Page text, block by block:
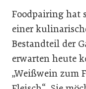
Foodpairing hat
einer
Bestandteil der
erwarten heute
„Weißwein zum